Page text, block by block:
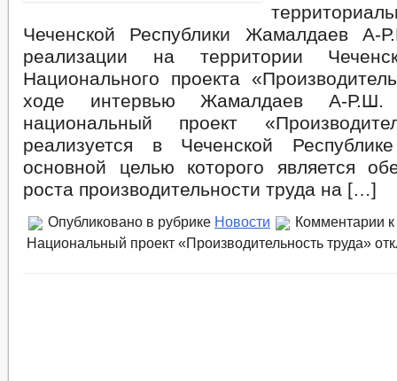
Чеченской Республики Жамалдаев А-
реализации на территории
Национального проекта
ходе интервью Жамалдаев А-
национальный проект
реализуется в Чеченской
основной целью которого является
роста производительности труда на […]
Опубликовано в рубрике Новости Комментарии
Национальный проект «Производительность труда»